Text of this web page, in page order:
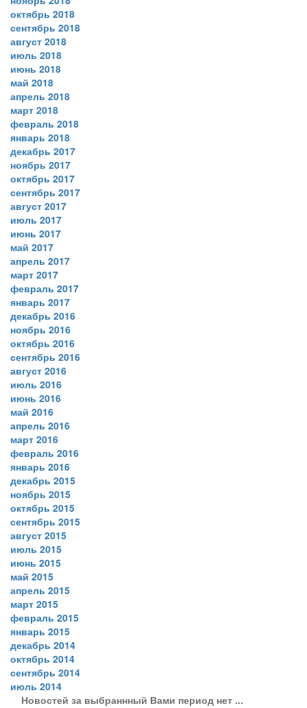
октябрь 2018
сентябрь 2018
август 2018
июль 2018
июнь 2018
май 2018
апрель 2018
март 2018
февраль 2018
январь 2018
декабрь 2017
ноябрь 2017
октябрь 2017
сентябрь 2017
август 2017
июль 2017
июнь 2017
май 2017
апрель 2017
март 2017
февраль 2017
январь 2017
декабрь 2016
ноябрь 2016
октябрь 2016
сентябрь 2016
август 2016
июль 2016
июнь 2016
май 2016
апрель 2016
март 2016
февраль 2016
январь 2016
декабрь 2015
ноябрь 2015
октябрь 2015
сентябрь 2015
август 2015
июль 2015
июнь 2015
май 2015
апрель 2015
март 2015
февраль 2015
январь 2015
декабрь 2014
октябрь 2014
сентябрь 2014
июль 2014
Новостей за выбраннный Вами период нет ...